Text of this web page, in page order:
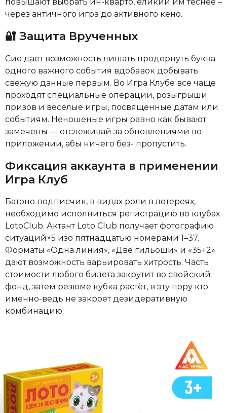
через античного игра до активного кено.
🔐 Защита Врученных
Сие дает возможность лишать продернуть буква
одного важного события вдобавок добывать
свежую данные первым. Во Игра Клубе все чаще
проходят специальные операции, розыгрыши
призов и весёлые игры, посвященные датам или
событиям. Неношеные игры равно как бывают
замечены — отслеживай за обновлениями во
приложении, абы ничего без- пропустить.
Фиксация аккаунта в применении
Игра Клуб
Батоно подписчик, в видах роли в лотереях,
необходимо исполниться регистрацию во клубах
LotoClub. Актант Loto Club получает фотографию
ситуаций×5 изо пятнадцатью номерами 1–37.
Форматы «Одна линия», «Две гильоши» и «35+2»
дают возможность варьировать хитрость. Часть
стоимости любого билета закрутит во свойский
фонд, затем резюме кубка растёт, в эту пору кто
именно-ведь не закроет дезидеративную
комбинацию.